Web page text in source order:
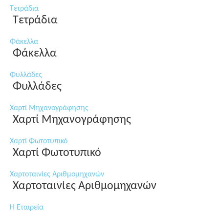
Τετράδια
Τετράδια
Φάκελλα
Φάκελλα
Φυλλάδες
Φυλλάδες
Χαρτί Μηχανογράφησης
Χαρτί Μηχανογράφησης
Χαρτί Φωτοτυπικό
Χαρτί Φωτοτυπικό
Χαρτοταινίες Αριθμομηχανών
Χαρτοταινίες Αριθμομηχανών
Η Εταιρεία